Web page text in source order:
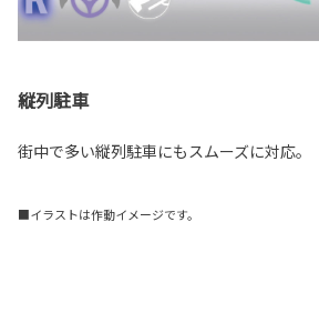
縦列駐車
街中で多い縦列駐車にもスムーズに対応。
■イラストは作動イメージです。